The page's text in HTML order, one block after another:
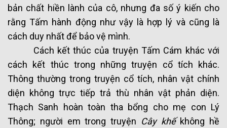
bản chất hiền lành của cô, nhưng đa số ý kiến cho
rằng Tấm hành động như vậy là hợp lý và cũng là
cách duy nhất để bảo vệ mình.
Cách kết thúc của truyện Tấm Cám khác với
cách kết thúc trong những truyện cổ tích khác.
Thông thường trong truyện cổ tích, nhân vật chính
diện không trực tiếp trả thù nhân vật phản diện.
Thạch Sanh hoàn toàn tha bổng cho mẹ con Lý
Thông; người em trong truyện Cây khếkhông hề